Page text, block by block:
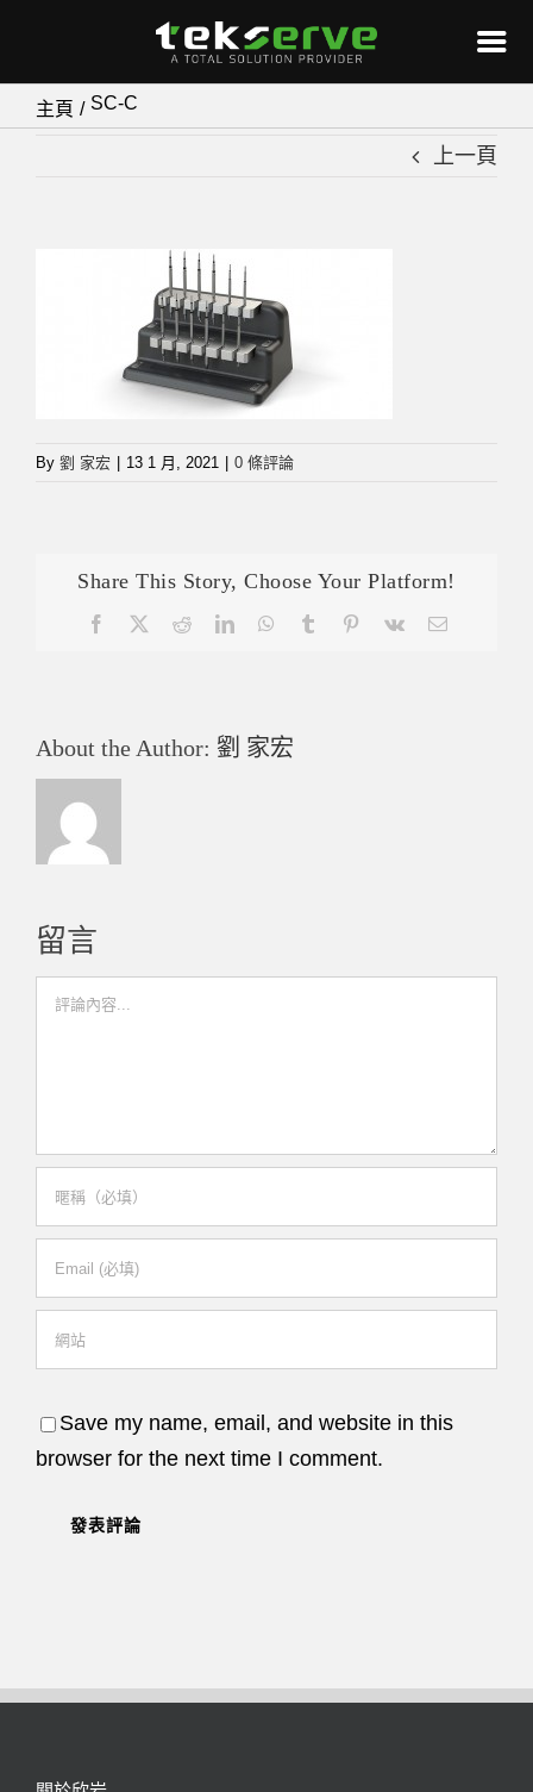
Skip
to
主頁 SC-C
上一頁
By 劉 家宏 13 1 月, 2021 0 條評論
Share This Story, Choose Your Platform!
Facebook RedditLinkedInWhatsApp
Tumblr Pinterest
Vk Email:
About the Author: 劉 家宏
留言
Comment
Save my name, email, and website in this
browser for the next time I comment.